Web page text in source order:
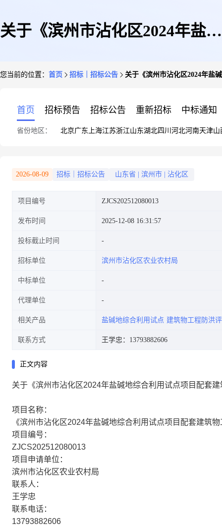
关于《滨州市沾化区2024年盐碱
介机构的公告
您当前的位置： 首页 招标｜招标公告 关于《滨州市沾化区2024年盐
首页 招标预告 招标公告 重新招标 中标通知
省份地区： 北京广东 上海江苏浙江山东湖北四川 河北河南天津山
2026-08-09 招标｜招标公告 山东省 滨州市 沾化区
项目编号 ZJCS202512080013
发布时间 2025-12-08 16:31:57
投标截止时间
招标单位 滨州市沾化区农业农村局
中标单位
代理单位
相关产品 盐碱地综合利用试点 建筑物工程防洪
联系方式 王学忠：13793882606
正文内容
关于《滨州市沾化区2024年盐碱地综合利用试点项目配套
项目名称：
《滨州市沾化区2024年盐碱地综合利用试点项目配套建筑
项目编号：
ZJCS202512080013
项目申请单位：
滨州市沾化区农业农村局
联系人：
王学忠
联系电话：
13793882606